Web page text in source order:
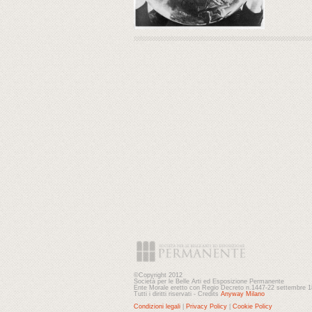
©Copyright 2012
Società per le Belle Arti ed Esposizione Permanente
Ente Morale eretto con Regio Decreto n.1447-22 settembre
Tutti i diritti riservati - Credits Anyway Milano
Condizioni legali
Privacy Policy Cookie Policy